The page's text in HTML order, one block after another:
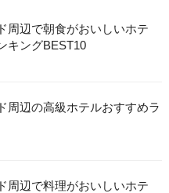
周辺で朝食がおいしいホテ
キングBEST10
周辺の高級ホテルおすすめラ
周辺で料理がおいしいホテ